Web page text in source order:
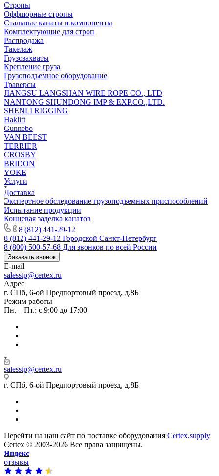
Стропы
Оффшорные стропы
Стальные канаты и компоненты
Комплектующие для строп
Распродажа
Такелаж
Грузозахваты
Крепление груза
Грузоподъемное оборудование
Траверсы
JIANGSU LANGSHAN WIRE ROPE CO., LTD
NANTONG SHUNDONG IMP & EXP.CO.,LTD.
SHENLI RIGGING
Haklift
Gunnebo
VAN BEEST
TERRIER
CROSBY
BRIDON
YOKE
Услуги
Доставка
Экспертное обследование грузоподъемных приспособлений
Испытание продукции
Концевая заделка канатов
8 (812) 441-29-12
8 (812) 441-29-12 Городской Санкт-Петербург
8 (800) 500-57-68 Для звонков по всей России
Заказать звонок
E-mail
salesstp@certex.ru
Адрес
г. СПб, 6-ой Предпортовый проезд, д.8Б
Режим работы
Пн. – Пт.: с 9:00 до 17:00
salesstp@certex.ru
г. СПб, 6-ой Предпортовый проезд, д.8Б
Перейти на наш сайт по поставке оборудования Certex.supply
Certex © 2003-2026 Все права защищены.
Яндекс
отзывы